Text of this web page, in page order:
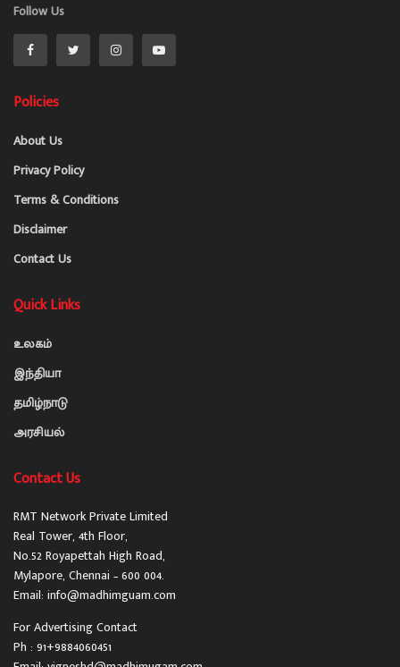
Follow Us
Policies
About Us
Privacy Policy
Terms & Conditions
Disclaimer
Contact Us
Quick Links
உலகம்
இந்தியா
தமிழ்நாடு
அரசியல்
Contact Us
RMT Network Private Limited
Real Tower, 4th Floor,
No.52 Royapettah High Road,
Mylapore, Chennai – 600 004.
Email: info@madhimguam.com
For Advertising Contact
Ph : 91+9884060451